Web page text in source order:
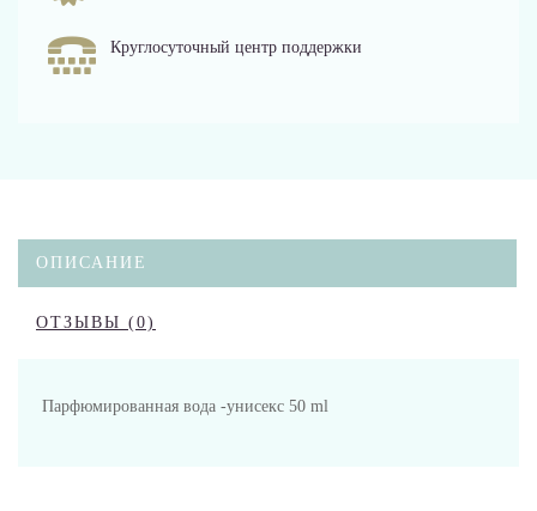
Круглосуточный центр поддержки
ОПИСАНИЕ
ОТЗЫВЫ (0)
Парфюмированная вода -унисекс 50 ml